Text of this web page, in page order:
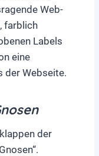
Web-
farblich
Labels
eine
der Webseite.
der